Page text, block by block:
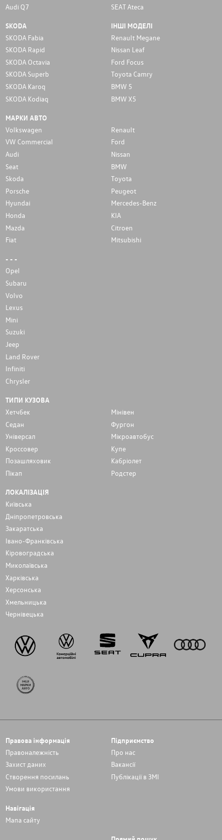
Audi Q7
SEAT Ateca
SKODA
SKODA Fabia
SKODA Rapid
SKODA Octavia
SKODA Superb
SKODA Karoq
SKODA Kodiaq
ІНШІ МОДЕЛІ
Renault Megane
Nissan Leaf
Ford Focus
Toyota Camry
BMW 5
BMW X5
МАРКИ АВТО
Volkswagen
Renault
VW Commercial
Ford
Audi
Nissan
Seat
BMW
Skoda
Toyota
Porsche
Peugeot
Hyundai
Mercedes-Benz
Honda
KIA
Mazda
Citroen
Fiat
Mitsubishi
- - -
Opel
Subaru
Volvo
Lexus
Mini
Suzuki
Jeep
Land Rover
Infiniti
Chrysler
ТИПИ КУЗОВА
Хетчбек
Мінівен
Седан
Фургон
Унiверсал
Мікроавтобус
Кроссовер
Купе
Позашляховик
Кабріолет
Пікап
Родстер
ЛОКАЛІЗАЦІЯ
Київська
Дніпропетровська
Закаратська
Івано-Франківська
Кіровоградська
Миколаївська
Харківська
Херсонська
Хмельницька
Чернівецька
Правова інформація
Правоналежність
Захист даних
Cтворення посилань
Умови використання
Підприємство
Про нас
Вакансії
Публікації в ЗМІ
Навігація
Мапа сайту